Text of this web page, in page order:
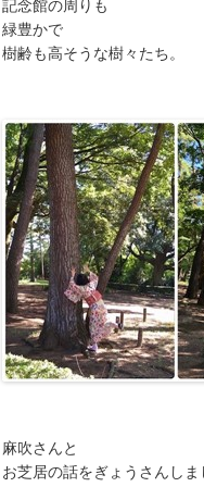
記念館の周りも
緑豊かで
樹齢も高そうな樹々たち。
麻吹さんと
お芝居の話をぎょうさんしま